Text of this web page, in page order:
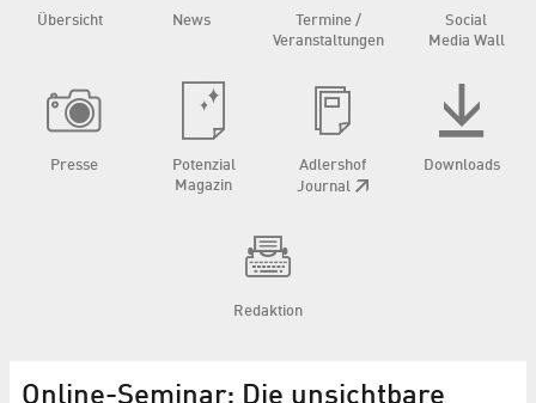
Übersicht News
Termine /
Veranstaltungen
Social
Media Wall
Presse
Potenzial
Magazin
Adlershof
Journal
Downloads
Redaktion
Online-Seminar: Die unsichtbare